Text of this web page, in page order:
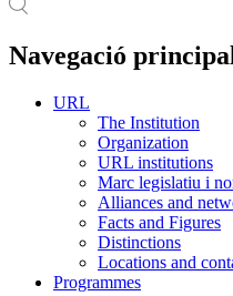
Navegació
URL
The Institution
Organization
URL institutions
Marc legislatiu i
Alliances and
Facts and Figures
Distinctions
Locations and
Programmes